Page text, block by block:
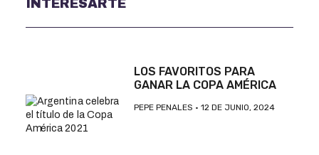
INTERESARTE
LOS FAVORITOS PARA
GANAR LA COPA AMÉRICA
PEPE PENALES 12 DE JUNIO, 2024